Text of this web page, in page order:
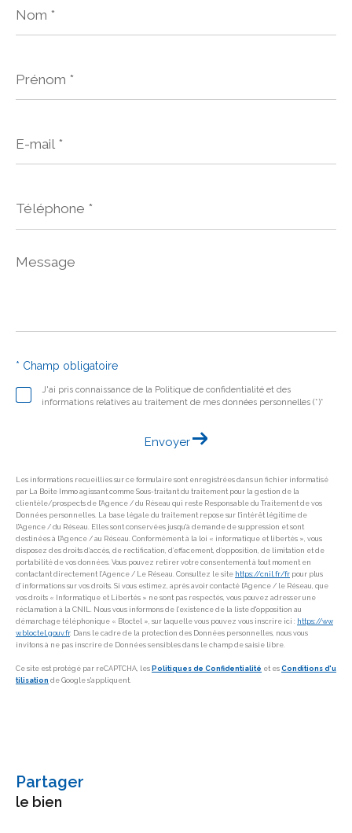
*
*
mail
*
Message
*
J'ai pris connaissance de la Politique de confidentialité et des
informations relatives au traitement de mes données personnelles (*)*
* Champ obligatoire
Envoyer
Les informations recueillies sur ce formulaire sont enregistrées dans un fichier informatisé
par La Boite Immo agissant comme Sous-traitant du traitement pour la gestion de la
clientèle/prospects de l'Agence / du Réseau qui reste Responsable du Traitement de vos
Données personnelles. La base légale du traitement repose sur l'intérêt légitime de
l'Agence / du Réseau. Elles sont conservées jusqu'à demande de suppression et sont
destinées à l'Agence / au Réseau. Conformément à la loi « informatique et libertés », vous
disposez des droits d’accès, de rectification, d’effacement, d’opposition, de limitation et de
portabilité de vos données. Vous pouvez retirer votre consentement à tout moment en
contactant directement l’Agence / Le Réseau. Consultez le site https://cnil.fr/fr pour plus
d’informations sur vos droits. Si vous estimez, après avoir contacté l'Agence / le Réseau, que
vos droits « Informatique et Libertés » ne sont pas respectés, vous pouvez adresser une
réclamation à la CNIL. Nous vous informons de l’existence de la liste d'opposition au
démarchage téléphonique « Bloctel », sur laquelle vous pouvez vous inscrire ici : https://ww
w.bloctel.gouv.fr. Dans le cadre de la protection des Données personnelles, nous vous
invitons à ne pas inscrire de Données sensibles dans le champ de saisie libre.
Ce site est protégé par reCAPTCHA, les Politiques de Confidentialité et es Conditions d'u
tilisation de Google s'appliquent.
partager
le bien